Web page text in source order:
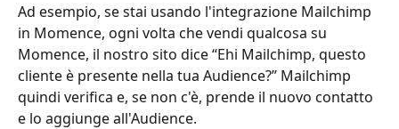
Ad esempio, se stai usando l'integrazione Mailchimp
in Momence, ogni volta che vendi qualcosa su
Momence, il nostro sito dice “Ehi Mailchimp, questo
cliente è presente nella tua Audience?” Mailchimp
quindi verifica e, se non c'è, prende il nuovo contatto
e lo aggiunge all'Audience.